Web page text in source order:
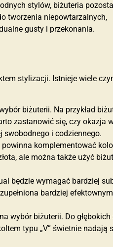
stylów, biżuteria
tworzenia niepowtarzalnych,
gusty i przekonania.
stylizacji. Istnieje wiele
biżuterii. Na przykład
zastanowić się, czy okazja
swobodnego i codziennego.
komplementować
ale można także użyć
będzie wymagać bardziej
bardziej
wybór biżuterii. Do
typu „V” świetnie nadają